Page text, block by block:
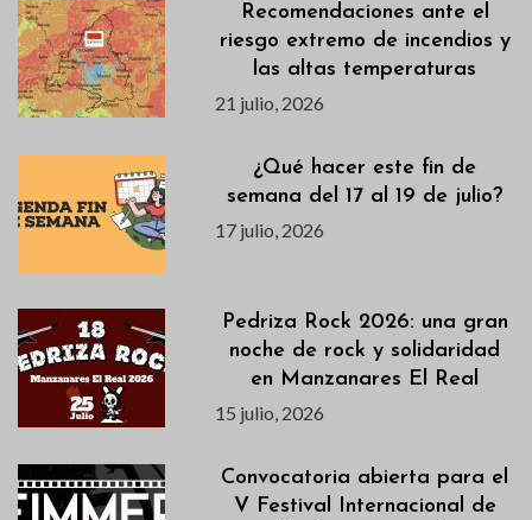
Recomendaciones ante el
riesgo extremo de incendios y
las altas temperaturas
21 julio, 2026
¿Qué hacer este fin de
semana del 17 al 19 de julio?
17 julio, 2026
Pedriza Rock 2026: una gran
noche de rock y solidaridad
en Manzanares El Real
15 julio, 2026
Convocatoria abierta para el
V Festival Internacional de